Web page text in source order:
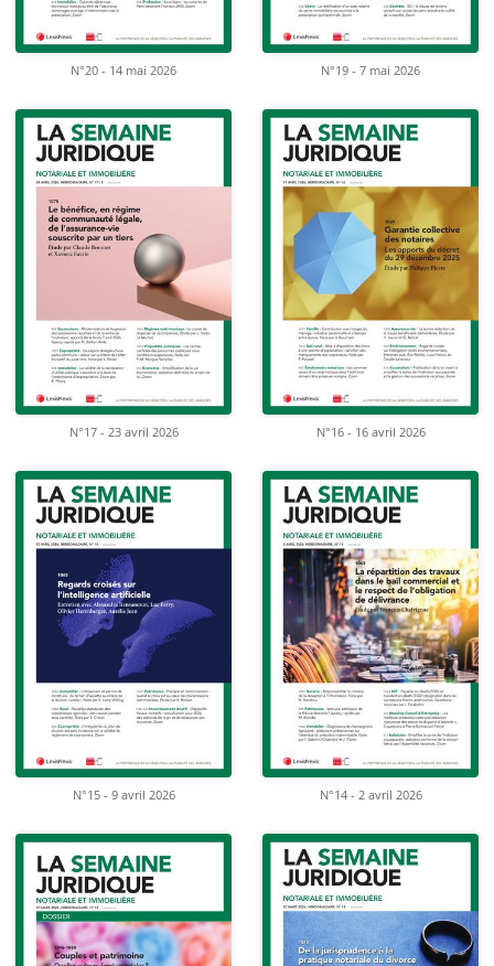
N°20 - 14 mai 2026 N°19 - 7 mai 2026
N°17 - 23 avril 2026 N°16 - 16 avril 2026
N°15 - 9 avril 2026 N°14 - 2 avril 2026